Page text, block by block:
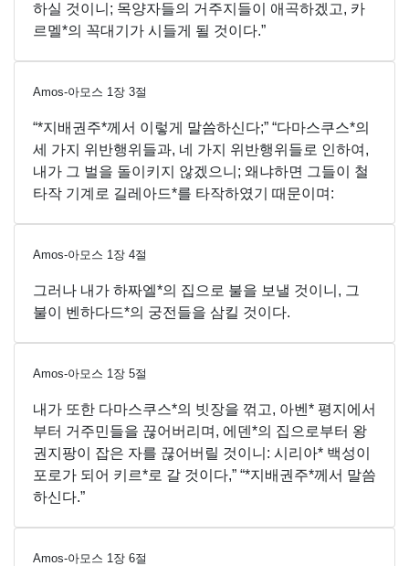
하실 것이니; 목양자들의 거주지들이 애곡하겠고, 카
르멜*의 꼭대기가 시들게 될 것이다.”
Amos-아모스 1장 3절
“*지배권주*께서 이렇게 말씀하신다;” “다마스쿠스*의
세 가지 위반행위들과, 네 가지 위반행위들로 인하여,
내가 그 벌을 돌이키지 않겠으니; 왜냐하면 그들이 철
타작 기계로 길레아드*를 타작하였기 때문이며:
Amos-아모스 1장 4절
그러나 내가 하짜엘*의 집으로 불을 보낼 것이니, 그
불이 벤하다드*의 궁전들을 삼킬 것이다.
Amos-아모스 1장 5절
내가 또한 다마스쿠스*의 빗장을 꺾고, 아벤* 평지에서
부터 거주민들을 끊어버리며, 에덴*의 집으로부터 왕
권지팡이 잡은 자를 끊어버릴 것이니: 시리아* 백성이
포로가 되어 키르*로 갈 것이다,” “*지배권주*께서 말씀
하신다.”
Amos-아모스 1장 6절